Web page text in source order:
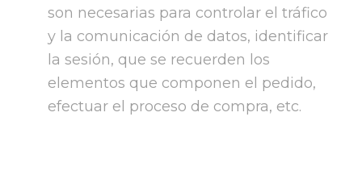
son necesarias para controlar el tráfico
y la comunicación de datos, identificar
la sesión, que se recuerden los
elementos que componen el pedido,
efectuar el proceso de compra, etc.